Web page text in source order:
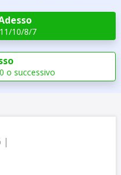
10/8/7
o successivo
|